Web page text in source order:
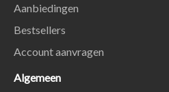
Aanbiedingen
Bestsellers
Account aanvragen
Algemeen